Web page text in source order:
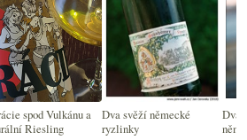
spod Vulkánu a
Riesling
Dva svěží německé
ryzlinky
Dva